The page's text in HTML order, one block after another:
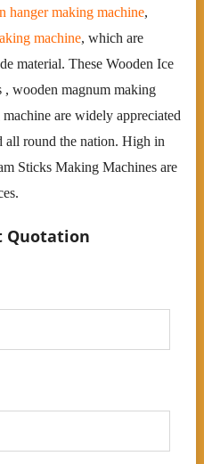
hanger making machine,
machine, which are
material. These Wooden Ice
wooden magnum making
are widely appreciated
all round the nation. High in
Sticks Making Machines are
Quotation